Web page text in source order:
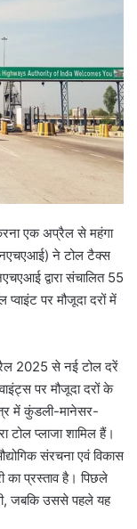
करना एक अप्रैल से महंगा
ने टोल टैक्स
द्वारा संचालित 55
पर मौजूदा दरों में
2025 से नई टोल दरें
पर मौजूदा दरों के
में कुंडली-मानेसर-
टोल प्लाजा शामिल हैं।
संरचना एवं विकास
का प्रस्ताव है। पिछले
जबकि उससे पहले यह